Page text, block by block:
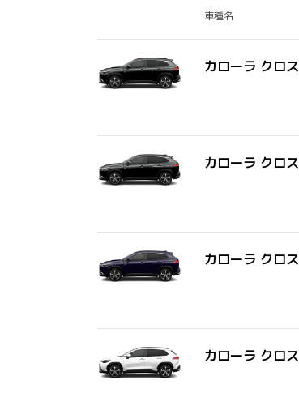
車種名
カローラ クロス
カローラ クロス
カローラ クロス
カローラ クロス